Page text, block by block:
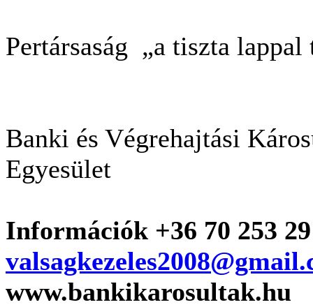
Pertársaság „a tiszta
Banki és Végrehajtási
Egyesület
Információk +36 70 253
www.bankikarosultak.hu